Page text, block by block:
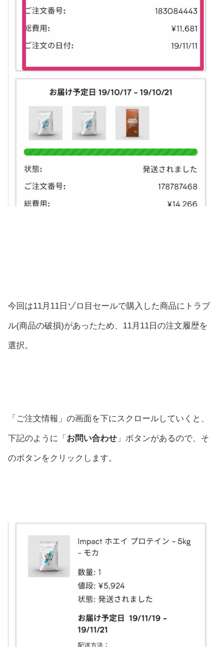
今回は11月11日ゾロ目セールで購入した商品にトラブ
ル(商品の破損)があったため、11月11日の注文履歴を
選択。
「ご注文情報」の画面を下にスクロールしていくと、
下記のように「 お問い合わせ 」ボタンがあるので、そ
のボタンをクリックします。